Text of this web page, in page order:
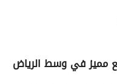
مميز في وسط الرياض